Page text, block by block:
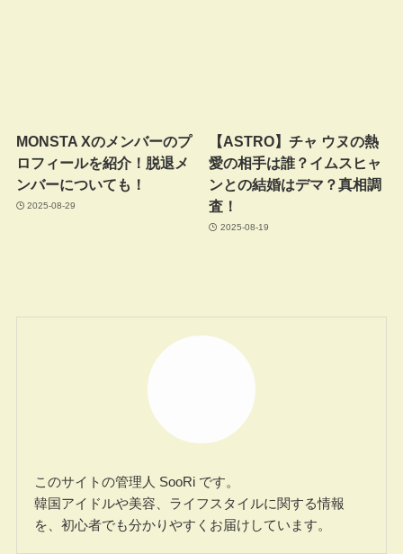
MONSTA Xのメンバーのプ
ロフィールを紹介！脱退メ
ンバーについても！
2025-08-29
【ASTRO】チャ ウヌの熱
愛の相手は誰？イムスヒャ
ンとの結婚はデマ？真相調
査！
2025-08-19
このサイトの管理人 SooRi です。
韓国アイドルや美容、ライフスタイルに関する情報
を、初心者でも分かりやすくお届けしています。